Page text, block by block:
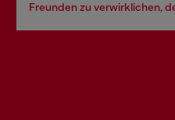
Freunden zu verwirklichen,